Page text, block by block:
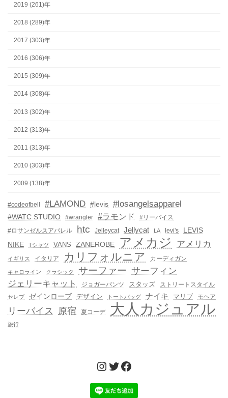
2019 (261)年
2018 (289)年
2017 (303)年
2016 (306)年
2015 (309)年
2014 (308)年
2013 (302)年
2012 (313)年
2011 (313)年
2010 (303)年
2009 (138)年
#codeofbell #LAMOND #levis #losangelsapparel
#WATC STUDIO #wrangler #ラモンド
#リーバイス
#ロサンゼルスアパレル
htc Jelleycat Jellycat LA levi's
LEVIS
NIKE
Tシャツ VANS ZANEROBE アメカジ アメリカ
イギリス イタリア カリフォルニア カーディガン
キャロライン クラシック サーファー サーフィン
ジェリーキャット
ジョガーパンツ スタッズ ストリートスタイル
セレブ ゼインローブ デザイン トートバッグ ナイキ マリブ モヘア
リーバイス 原宿 夏コーデ 大人カジュアル
旅行
Instagram
Twitter
Facebook